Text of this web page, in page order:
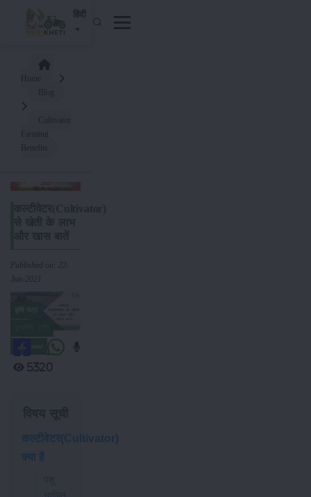
हिंदी
Published on: 22-
Jun-2021
cultivator
5320
कल्टीवेटर(Cultivator)
क्या है
पशू